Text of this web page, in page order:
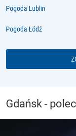
Pogoda Lublin
Pogoda Łódź
Gdańsk -